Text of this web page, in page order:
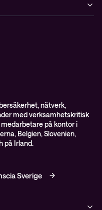
nätverk,
med verksamhetskritisk
på kontor i
Belgien, Slovenien,
på Irland.
Sverige